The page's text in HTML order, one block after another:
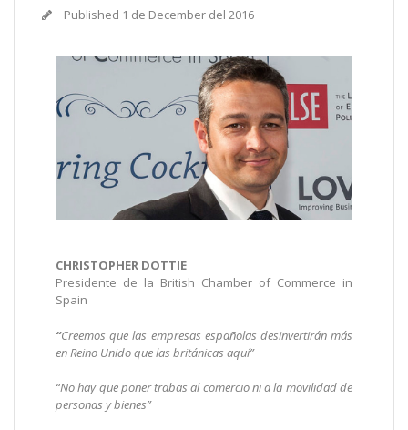
Published 1 de December del 2016
CHRISTOPHER DOTTIE
Presidente de la British Chamber of Commerce in
Spain
“Creemos que las empresas españolas desinvertirán más
en Reino Unido que las británicas aquí”
“No hay que poner trabas al comercio ni a la movilidad de
personas y bienes”